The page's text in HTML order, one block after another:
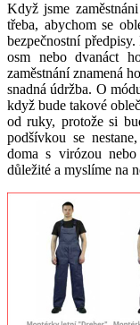
Když jsme
třeba, abychom se
bezpečnostní
osm nebo dvanáct
zaměstnání znamená
snadná údržba. O
když bude takové
od ruky, protože si
podšívkou se
doma s virózou
důležité a myslíme na